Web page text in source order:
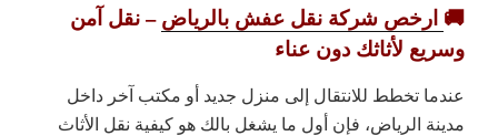
🚚 ارخص شركة نقل عفش بالرياض– نقل آمن
وسريع لأثاثك دون عناء
عندما تخطط للانتقال إلى منزل جديد أو مكتب آخر داخل
مدينة الرياض، فإن أول ما يشغل بالك هو كيفية نقل الأثاث